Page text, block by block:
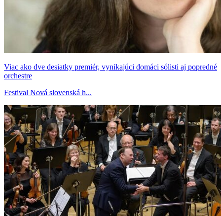
Viac ako dve desiatky premiér, vynikajúci domáci sólisti aj popredné
orchestre
Festival Nová slovenská h...